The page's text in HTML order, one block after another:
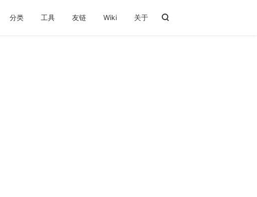
分类 工具 友链 Wiki 关于